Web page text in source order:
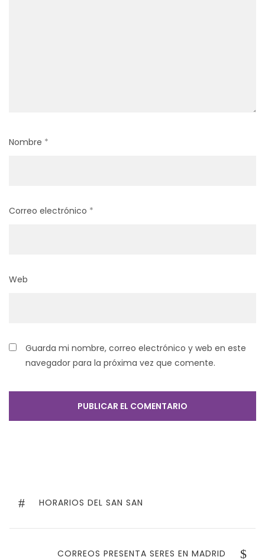
Nombre *
Correo electrónico *
Web
Guarda mi nombre, correo electrónico y web en este
navegador para la próxima vez que comente.
de
PREVIOUS
HORARIOS DEL SAN SAN
NEXT
CORREOS PRESENTA SERES EN MADRID